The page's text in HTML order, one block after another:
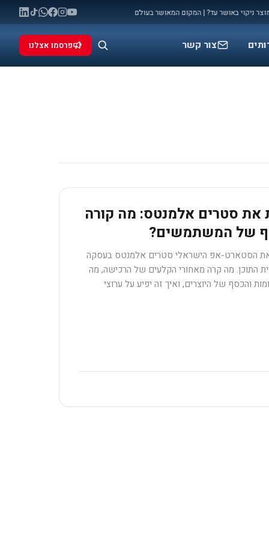
מלחמה: המאני טיים שלכם להתפרסם ◆ באושר עד? | המקום המאושר בעולם
צור קשר פרסמו אצלנו
את סטרים אלמנטס: מה קורה
של המשתמשים?
את הסטארט-אפ הישראלי סטרים אלמנטס בעסקה
התוכן. מה קרה מאחורי הקלעים של הרכישה, מה
והכסף של היוצרים, ואיך זה יפיע על ערוצי